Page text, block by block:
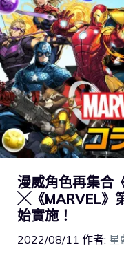
漫威角色再集合
╳《MARVEL》
始實施！
2022/08/11 作者: 星